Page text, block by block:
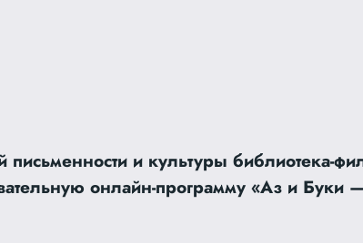
и культуры библиотека-
онлайн-программу «Аз и Буки